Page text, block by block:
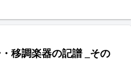
移調楽器の記譜 _その